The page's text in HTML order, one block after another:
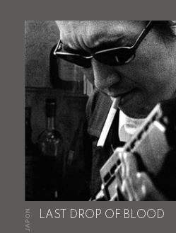
JAPON LAST DROP OF BLOOD